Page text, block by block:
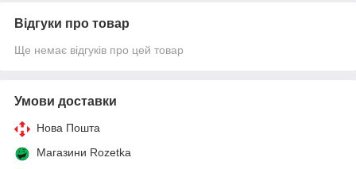
Відгуки про товар
Ще немає відгуків про цей товар
Умови доставки
Нова Пошта
Магазини Rozetka